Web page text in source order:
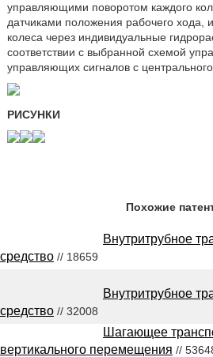
управляющими поворотом каждого
датчиками положения рабочего
колеса через индивидуальные
соответствии с выбранной схемой
управляющих сигналов с
РИСУНКИ
Похожие
Внутритрубное
средство // 18659
Внутритрубное
средство // 32008
Шагающее
вертикального перемещения //